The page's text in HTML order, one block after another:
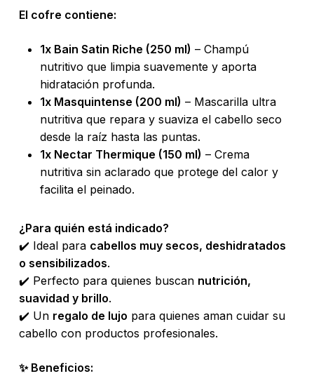
El cofre contiene:
1x Bain Satin Riche (250 ml) – Champú
nutritivo que limpia suavemente y aporta
hidratación profunda.
1x Masquintense (200 ml) – Mascarilla ultra
nutritiva que repara y suaviza el cabello seco
desde la raíz hasta las puntas.
1x Nectar Thermique (150 ml) – Crema
nutritiva sin aclarado que protege del calor y
facilita el peinado.
¿Para quién está indicado?
✔️ Ideal para cabellos muy secos, deshidratados
o sensibilizados.
✔️ Perfecto para quienes buscan nutrición,
suavidad y brillo.
✔️ Un regalo de lujo para quienes aman cuidar su
cabello con productos profesionales.
✨ Beneficios: